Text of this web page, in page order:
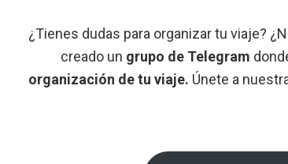
¿Tienes dudas para organizar tu viaje?
creado un grupo de Telegram
organización de tu viaje. Únete a